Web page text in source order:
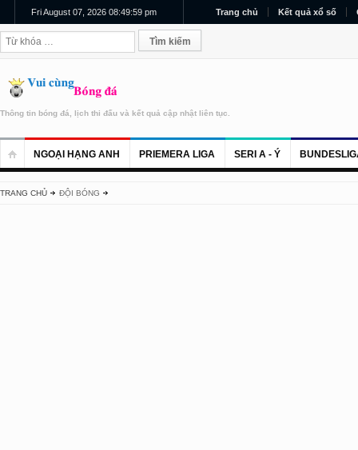
Fri August 07, 2026 08:49:59 pm Trang chủ Kết quả xổ số
Thông tin bóng đá, lịch thi đấu và kết quả cập nhật liên tục.
NGOẠI HẠNG ANH PRIEMERA LIGA SERI A - Ý
TRANG CHỦ ĐỘI BÓNG